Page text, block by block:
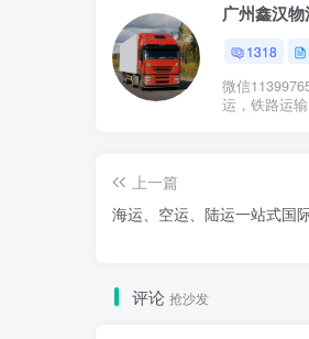
广州鑫汉物
1318
微信
运，铁路运输
上一篇
海运、空运、陆运一站式国
评论 抢沙发